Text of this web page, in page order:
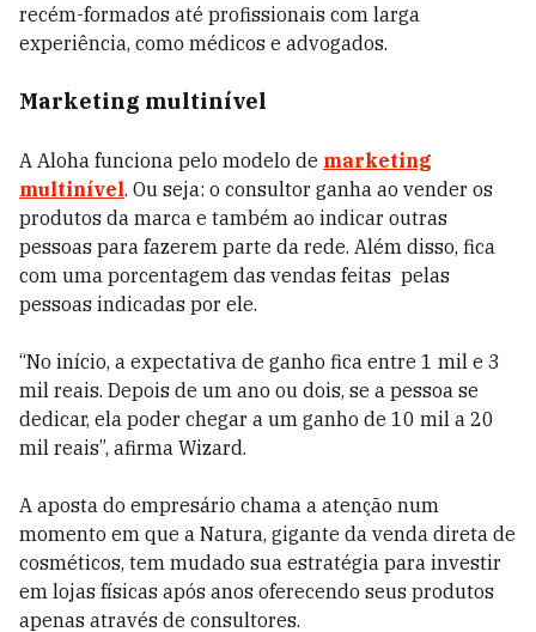
recém-formados até profissionais com larga
experiência, como médicos e advogados.
Marketing multinível
A Aloha funciona pelo modelo de marketing
multinível. Ou seja: o consultor ganha ao vender os
produtos da marca e também ao indicar outras
pessoas para fazerem parte da rede. Além disso, fica
com uma porcentagem das vendas feitas pelas
pessoas indicadas por ele.
“No início, a expectativa de ganho fica entre 1 mil e 3
mil reais. Depois de um ano ou dois, se a pessoa se
dedicar, ela poder chegar a um ganho de 10 mil a 20
mil reais”, afirma Wizard.
A aposta do empresário chama a atenção num
momento em que a Natura, gigante da venda direta de
cosméticos, tem mudado sua estratégia para investir
em lojas físicas após anos oferecendo seus produtos
apenas através de consultores.